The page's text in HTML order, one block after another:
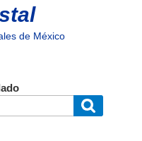
de México